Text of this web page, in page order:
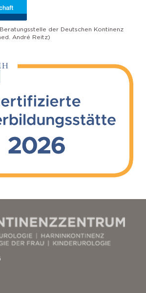
der Deutschen Kontinenz
André Reitz)